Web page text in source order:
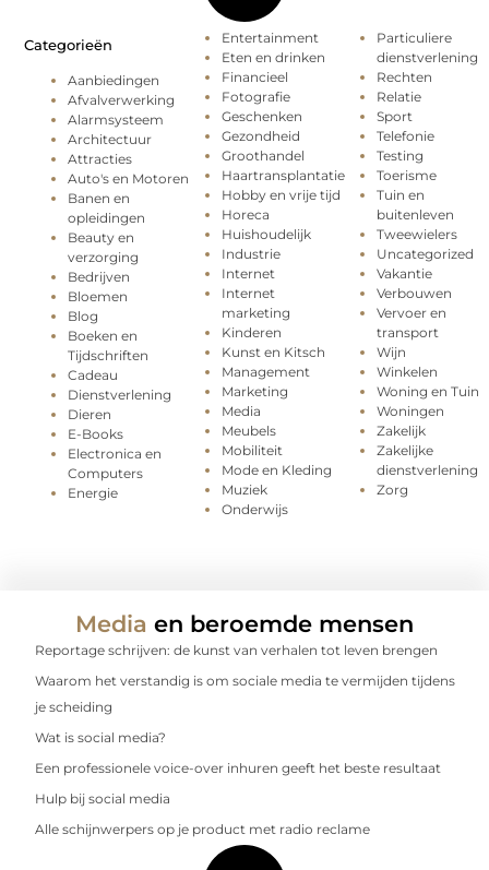
Categorieën
Aanbiedingen
Afvalverwerking
Alarmsysteem
Architectuur
Attracties
Auto's en Motoren
Banen en
opleidingen
Beauty en
verzorging
Bedrijven
Bloemen
Blog
Boeken en
Tijdschriften
Cadeau
Dienstverlening
Dieren
E-Books
Electronica en
Computers
Energie
Entertainment
Eten en drinken
Financieel
Fotografie
Geschenken
Gezondheid
Groothandel
Haartransplantatie
Hobby en vrije tijd
Horeca
Huishoudelijk
Industrie
Internet
Internet
marketing
Kinderen
Kunst en Kitsch
Management
Marketing
Media
Meubels
Mobiliteit
Mode en Kleding
Muziek
Onderwijs
Particuliere
dienstverlening
Rechten
Relatie
Sport
Telefonie
Testing
Toerisme
Tuin en
buitenleven
Tweewielers
Uncategorized
Vakantie
Verbouwen
Vervoer en
transport
Wijn
Winkelen
Woning en Tuin
Woningen
Zakelijk
Zakelijke
dienstverlening
Zorg
Media en beroemde mensen
Reportage schrijven: de kunst van verhalen tot leven brengen
Waarom het verstandig is om sociale media te vermijden tijdens
je scheiding
Wat is social media?
Een professionele voice-over inhuren geeft het beste resultaat
Hulp bij social media
Alle schijnwerpers op je product met radio reclame